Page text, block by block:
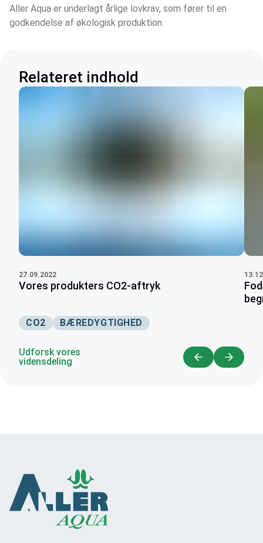
Aller Aqua er underlagt årlige lovkrav, som fører til en
godkendelse af økologisk produktion.
Relateret indhold
27.09.2022
Vores produkters CO2-aftryk
CO2 BÆREDYGTIGHED
Udforsk vores
vidensdeling